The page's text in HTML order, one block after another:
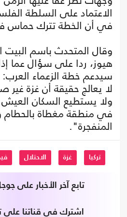
الاعتماد على السلطة
في أن الخطة تترك حماس
وقال المتحدث باسم البيت
هيوز، ردا على سؤال عما
سيدعم خطة الزعماء العرب:
لا يعالج حقيقة أن غزة غير
ولا يستطيع السكان
في منطقة مغطاة بالحطام
المنفجرة".
تركيا غزة الاحتلال
تابع آخر الأخبار على
اشترك في قناتنا على